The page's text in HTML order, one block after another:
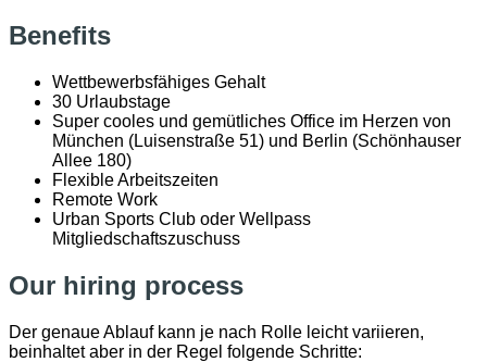
Benefits
Wettbewerbsfähiges Gehalt
30 Urlaubstage
Super cooles und gemütliches Office im Herzen von
München (Luisenstraße 51) und Berlin (Schönhauser
Allee 180)
Flexible Arbeitszeiten
Remote Work
Urban Sports Club oder Wellpass
Mitgliedschaftszuschuss
Our hiring process
Der genaue Ablauf kann je nach Rolle leicht variieren,
beinhaltet aber in der Regel folgende Schritte: